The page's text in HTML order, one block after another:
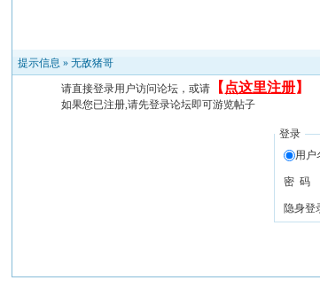
提示信息 »无敌猪哥
请直接登录用户访问论坛，或请 【 点这里注册】
如果您已注册,请先登录论坛即可游览帖子
登录
用户
密 码
隐身登